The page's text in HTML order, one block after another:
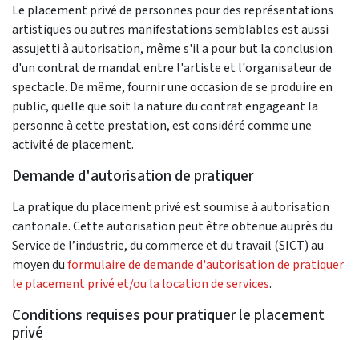
Le placement privé de personnes pour des représentations
artistiques ou autres manifestations semblables est aussi
assujetti à autorisation, même s'il a pour but la conclusion
d'un contrat de mandat entre l'artiste et l'organisateur de
spectacle. De même, fournir une occasion de se produire en
public, quelle que soit la nature du contrat engageant la
personne à cette prestation, est considéré comme une
activité de placement.
Demande d'autorisation de pratiquer
La pratique du placement privé est soumise à autorisation
cantonale. Cette autorisation peut être obtenue auprès du
Service de l’industrie, du commerce et du travail (SICT) au
moyen duformulaire de demande d'autorisation de pratiquer
le placement privé et/ou la location de services.
Conditions requises pour pratiquer le placement
privé